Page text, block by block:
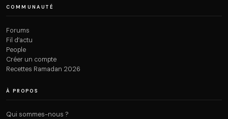
COMMUNAUTÉ
Forums
Fil d’actu
People
Créer un compte
Recettes Ramadan 2026
À PROPOS
Qui sommes-nous ?